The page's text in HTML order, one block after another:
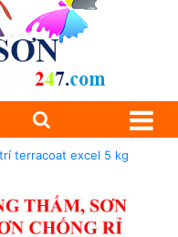
terracoat excel 5 kg